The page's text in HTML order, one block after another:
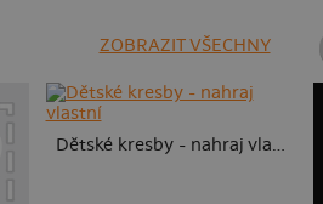
ZOBRAZIT VŠECHNY
Dětské kresby - nahraj vlastní